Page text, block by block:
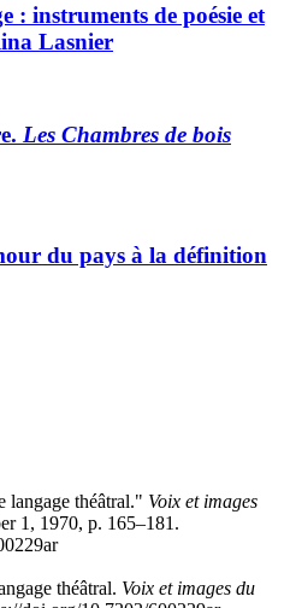
: instruments de poésie et
Lasnier
Les Chambres de bois
du pays à la définition
théâtral." Voix et images
1, 1970, p. 165–181.
théâtral. Voix et images du